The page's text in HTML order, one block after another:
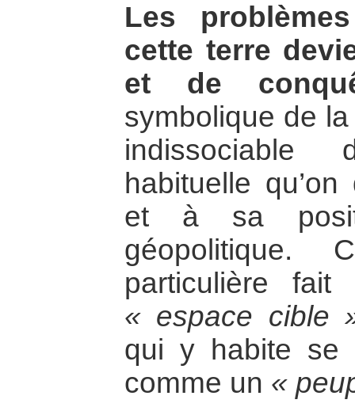
Les
cette terre
et de
symbolique de
habituelle
et à sa
géopolitique.
particulière
« espace cible
qui y habite se
comme un «